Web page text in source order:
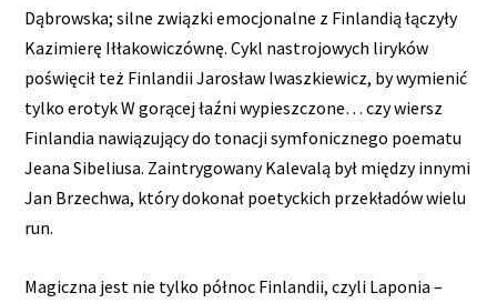
Dąbrowska; silne związki emocjonalne z Finlandią łączyły
Kazimierę Iłłakowiczównę. Cykl nastrojowych liryków
poświęcił też Finlandii Jarosław Iwaszkiewicz, by wymienić
tylko erotyk W gorącej łaźni wypieszczone… czy wiersz
Finlandia nawiązujący do tonacji symfonicznego poematu
Jeana Sibeliusa. Zaintrygowany Kalevalą był między innymi
Jan Brzechwa, który dokonał poetyckich przekładów wielu
run.
Magiczna jest nie tylko północ Finlandii, czyli Laponia –